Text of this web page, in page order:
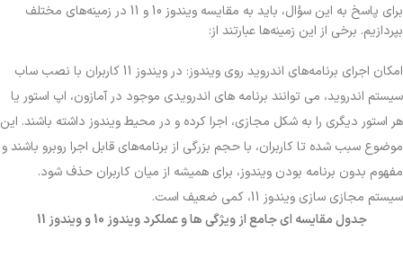
برای پاسخ به این سؤال، باید به مقایسه ویندوز 10 و 11 در زمینه‌های مختلف
بپردازیم. برخی از این زمینه‌ها عبارتند از:
امکان اجرای برنامه‌های اندروید روی ویندوز: در ویندوز 11 کاربران با نصب ساب
سیستم اندروید، می توانند برنامه های اندرویدی موجود در آمازون، اپ استور یا
هر استور دیگری را به شکل مجازی، اجرا کرده و در محیط ویندوز داشته باشند. این
موضوع سبب شده تا کاربران، با حجم بزرگی از برنامه‌های قابل اجرا روبرو باشند و
مفهوم بدون برنامه بودن ویندوز، برای همیشه از میان کاربران حذف شود.
سیستم مجازی سازی ویندوز 11، کمی ضعیف است.
جدول مقایسه ای جامع از ویژگی ها و عملکرد ویندوز 10 و ویندوز 11